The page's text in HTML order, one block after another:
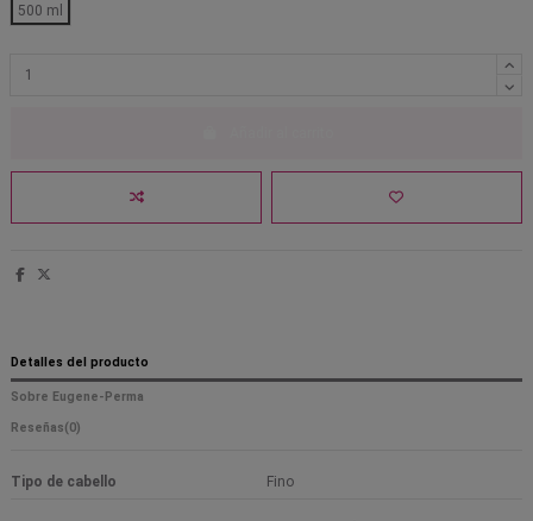
500 ml
Detalles del producto
Sobre Eugene-Perma
Reseñas(0)
Tipo de cabello Fino